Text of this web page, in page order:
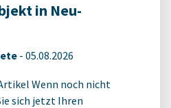
in Neu-
- 05.08.2026
Wenn noch nicht
sich jetzt Ihren